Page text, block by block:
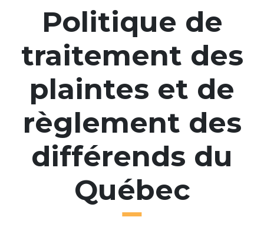
Politique de
traitement des
plaintes et de
règlement des
différends du
Québec